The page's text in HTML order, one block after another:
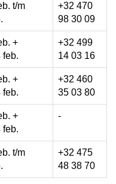
t/m
+32 470
98 30 09
+
feb.
+32 499
14 03 16
+
feb.
+32 460
35 03 80
+
feb.
-
t/m
+32 475
48 38 70